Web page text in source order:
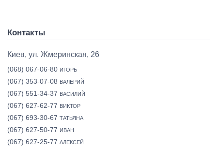
Контакты
Киев, ул. Жмеринская, 26
(068) 067-06-80 ИГОРЬ
(067) 353-07-08 ВАЛЕРИЙ
(067) 551-34-37 ВАСИЛИЙ
(067) 627-62-77 ВИКТОР
(067) 693-30-67 ТАТЬЯНА
(067) 627-50-77 ИВАН
(067) 627-25-77 АЛЕКСЕЙ